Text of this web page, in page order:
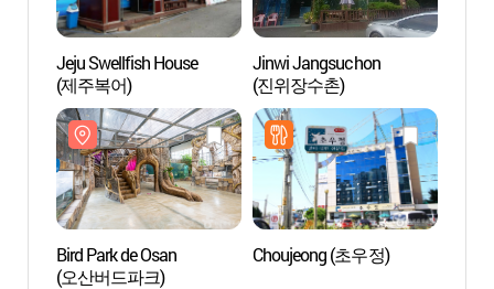
Jeju Swellfish House
(제주복어)
Jinwi Jangsuchon
(진위장수촌)
Bird Park de Osan
(오산버드파크)
Choujeong (초우정)